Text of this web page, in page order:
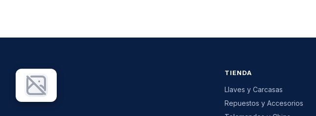
TIENDA
Llaves y Carcasas
Repuestos y Accesorios